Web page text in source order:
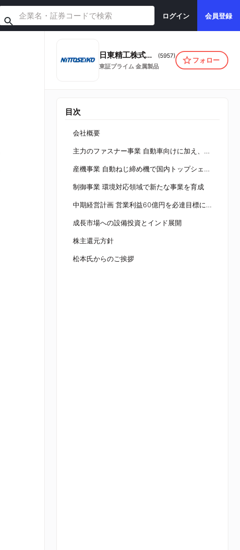
ログイン 会員登録
日東精工株式会社 (5957)
東証プライム 金属製品
フォロー
目次
会社概要
主力のファスナー事業 自動車向けに加え、AIデータセンター向けが伸長
産機事業 自動ねじ締め機で国内トップシェア、海外市場を開拓
制御事業 環境対応領域で新たな事業を育成
中期経営計画 営業利益60億円を必達目標に設定
成長市場への設備投資とインド展開
株主還元方針
松本氏からのご挨拶